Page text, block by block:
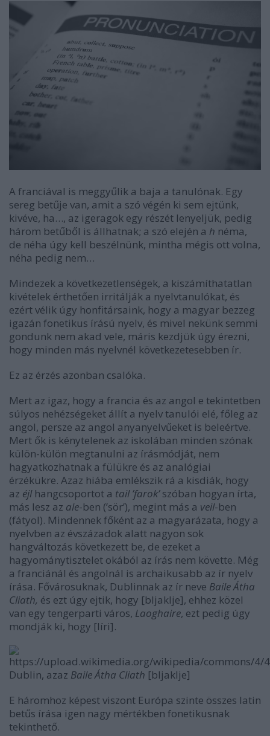
A franciával is meggyűlik a baja a tanulónak. Egy
sereg betűje van, amit a szó végén ki sem ejtünk,
kivéve, ha…, az igeragok egy részét lenyeljük, pedig
három betűből is állhatnak; a szó elején a h néma,
de néha úgy kell beszélnünk, mintha mégis ott volna,
néha pedig nem…
Mindezek a következetlenségek, a kiszámíthatatlan
kivételek érthetően irritálják a nyelvtanulókat, és
ezért vélik úgy honfitársaink, hogy a magyar bezzeg
igazán fonetikus írású nyelv, és mivel nekünk semmi
gondunk nem akad vele, máris kezdjük úgy érezni,
hogy minden más nyelvnél következetesebben ír.
Ez az érzés azonban csalóka.
Mert az igaz, hogy a francia és az angol e tekintetben
súlyos nehézségeket állít a nyelv tanulói elé, főleg az
angol, persze az angol anyanyelvűeket is beleértve.
Mert ők is kénytelenek az iskolában minden szónak
külön-külön megtanulni az írásmódját, nem
hagyatkozhatnak a fülükre és az analógiai
érzékükre. Azaz hiába emlékszik rá a kisdiák, hogy
az éjl hangcsoportot a tail ’farok’szóban hogyan írta,
más lesz az ale-ben (’sör’), megint más a veil-ben
(fátyol). Mindennek főként az a magyarázata, hogy a
nyelvben az évszázadok alatt nagyon sok
hangváltozás következett be, de ezeket a
hagyománytisztelet okából az írás nem követte. Még
a franciánál és angolnál is archaikusabb az ír nyelv
írása. Fővárosuknak, Dublinnak az ír neve Baile Átha
Cliath, és ezt úgy ejtik, hogy [bljaklje], ehhez közel
van egy tengerparti város, Laoghaire, ezt pedig úgy
mondják ki, hogy [líri].
Dublin, azaz Baile Átha Cliath [bljaklje]
E háromhoz képest viszont Európa szinte összes latin
betűs írása igen nagy mértékben fonetikusnak
tekinthető.